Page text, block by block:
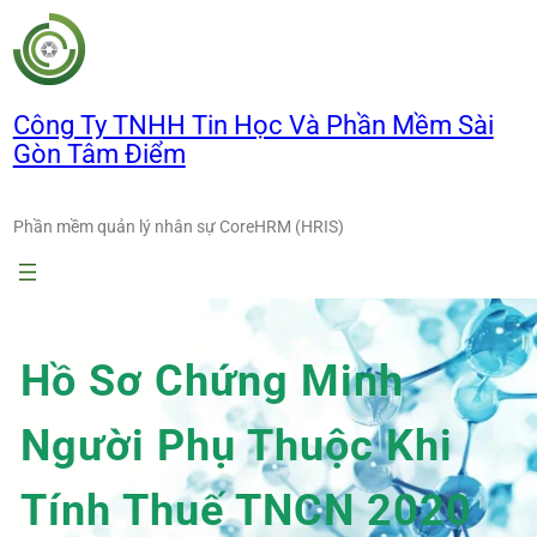
Chuyển
đến
phần
dung
Công Ty TNHH Tin Học Và Phần Mềm Sài
Gòn Tâm Điểm
Phần mềm quản lý nhân sự CoreHRM (HRIS)
Hồ Sơ Chứng Minh
Người Phụ Thuộc Khi
Tính Thuế TNCN 2020